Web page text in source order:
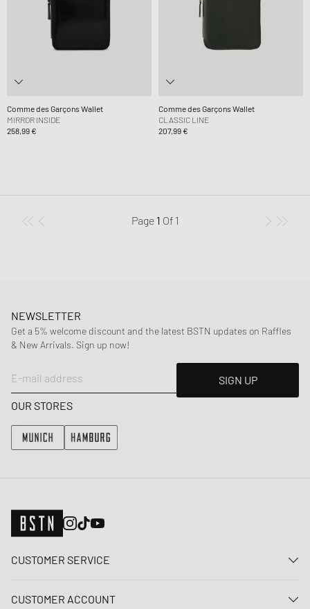
Comme des Garçons Wallet
MIRROR INSIDE
258,99 €
Comme des Garçons Wallet
CLASSIC LINE
207,99 €
Page 1 Of 1
NEWSLETTER
Get a 5% welcome discount and the latest BSTN updates on Raffles
& New Arrivals. Sign up now!
E-mail address
SIGN UP
OUR STORES
CUSTOMER SERVICE
FAQ
CUSTOMER ACCOUNT